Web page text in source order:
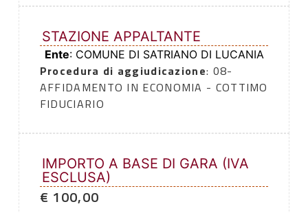
STAZIONE APPALTANTE
Ente: COMUNE DI SATRIANO DI LUCANIA
Procedura di aggiudicazione: 08-
AFFIDAMENTO IN ECONOMIA - COTTIMO
FIDUCIARIO
IMPORTO A BASE DI GARA (IVA
ESCLUSA)
€ 100,00